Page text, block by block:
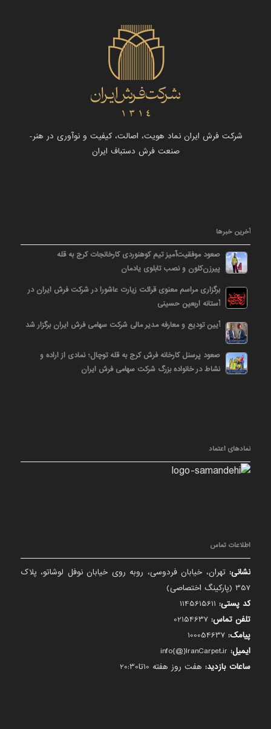
شرکت فرش ایران نماد هویت، اصالت، کیفیت و نوآوری در هنر-
صنعت فرش دستباف ایران
آخرین خبرها
صعود موفقیت‌آمیز تیم کوهنوردی کارخانجات کرج به قله
پیرزن‌کلون و نصب تابلوی یادمان
برگزاری مراسم معنوی قرائت زیارت عاشورا در شرکت فرش ایران در
آستانه اربعین حسینی
آیین تودیع و معارفه مدیر مالی شرکت سهامی فرش ایران برگزار شد
صعود پرسنل کارخانه فرش کرج به قله توچال؛ نمادی از اراده و
نشاط در خانواده بزرگ شرکت سهامی فرش ایران
نمادهای اعتماد
اطلاعات تماس
نشانی: تهران، خیابان فردوسی، روبه روی خیابان نوفل لوشاتو، پلاک
357 (پارکینگ اختصاصی)
کد پستی:
تلفن تماس:
پیامک:
ایمیل:
ساعات بازدید: هفت روز هفته 10تا20:30